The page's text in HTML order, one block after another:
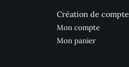
Création de compte
Mon compte
Mon panier